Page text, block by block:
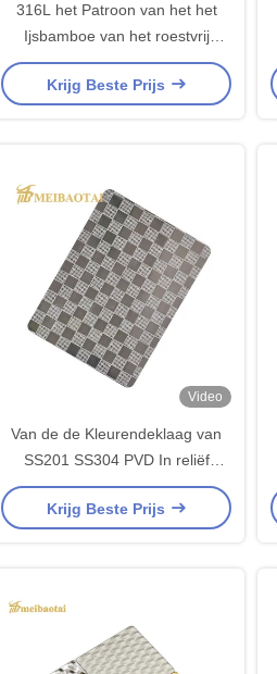
316L het Patroon van het het
Ijsbamboe van het roestvrij
staalblad voor Plafond in reliëf
dat wordt gemaakt dat
Krijg Beste Prijs
Video
Van de de Kleurendeklaag van
SS201 SS304 PVD In reliëf
gemaakt het Blad Klein Geruit
Patroon SS
Krijg Beste Prijs